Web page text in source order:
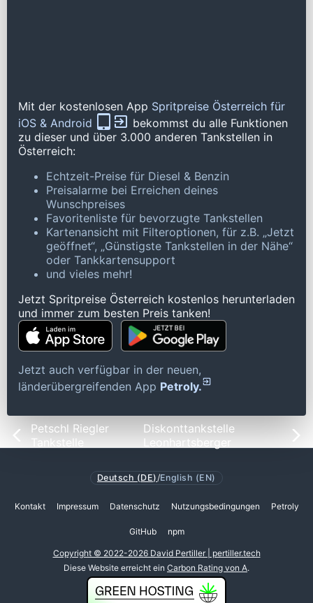
Mit der kostenlosen App Spritpreise Österreich für
iOS & Android
bekommst du alle Funktionen
zu dieser und über 3.000 anderen Tankstellen in
Österreich:
Echtzeit-Preise für Diesel & Benzin
Preisalarme bei Erreichen deines
Wunschpreises
Favoritenliste für bevorzugte Tankstellen
Kartenansicht mit Filteroptionen, für z.B. „Jetzt
geöffnet“, „Günstigste Tankstellen in der Nähe“
oder Tankkartensupport
und vieles mehr!
Jetzt Spritpreise Österreich kostenlos herunterladen
und immer zum besten Preis tanken!
Jetzt auch verfügbar in der neuen,
länderübergreifenden App Petroly.
Petschl Riegler
Tankstelle
Diskonttankstelle
Leonhartsberger
Deutsch (DE)/English (EN)
Kontakt Impressum Datenschutz Nutzungsbedingungen Petroly
GitHub npm
Copyright © 2022-2026 David Pertiller | pertiller.tech
Diese Website erreicht ein Carbon Rating von A.